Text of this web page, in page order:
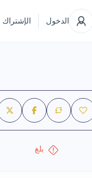
الدخول الإشتراك
بلغ